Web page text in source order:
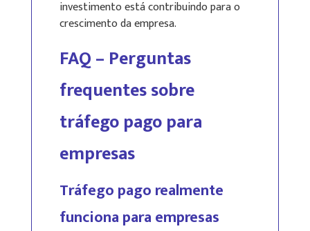
investimento está contribuindo para o
crescimento da empresa.
FAQ – Perguntas
frequentes sobre
tráfego pago para
empresas
Tráfego pago realmente
funciona para empresas